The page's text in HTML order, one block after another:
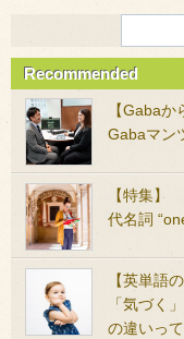
Recommended
【Gabaか
Gabaマン
【特集】
代名詞
【英単語
「気づく
の違いっ